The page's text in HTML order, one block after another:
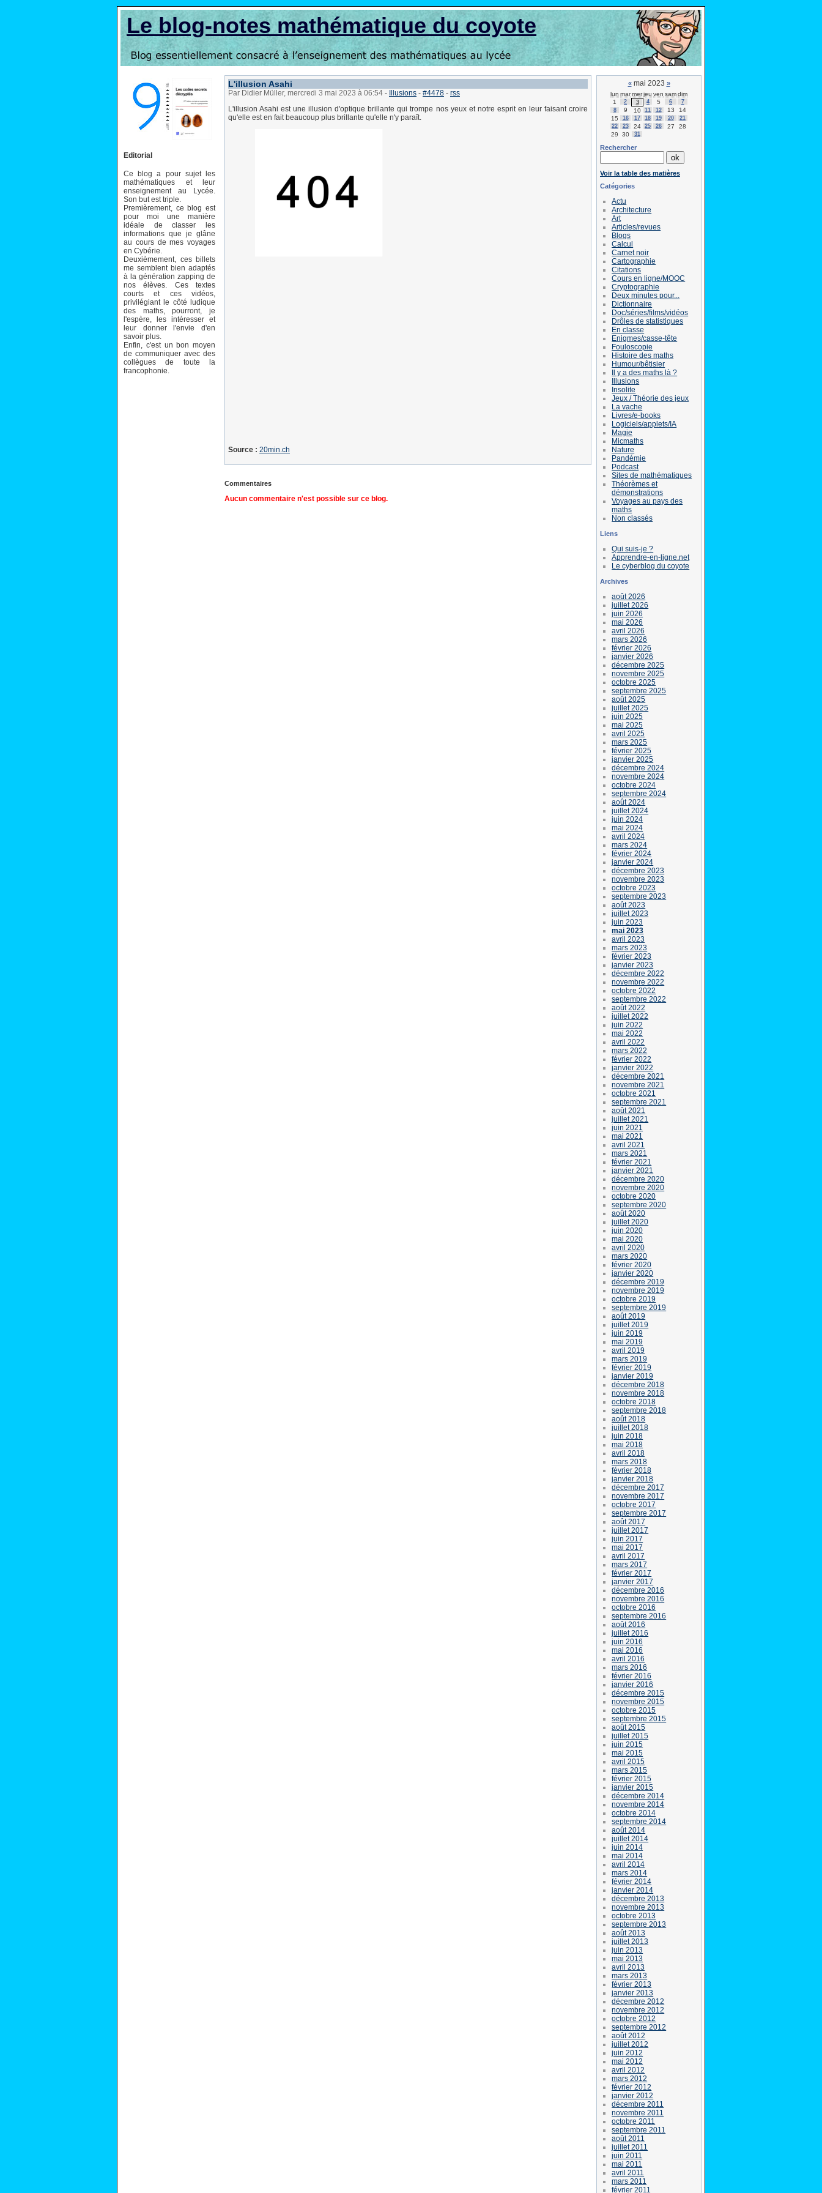
Le blog-notes mathématique du coyote
Editorial
Ce blog a pour sujet les
mathématiques et leur
enseignement au Lycée.
Son but est triple.
Premièrement, ce blog est
pour moi une manière
idéale de classer les
informations que je glâne
au cours de mes voyages
en Cybérie.
Deuxièmement, ces billets
me semblent bien adaptés
à la génération zapping de
nos élèves. Ces textes
courts et ces vidéos,
privilégiant le côté ludique
des maths, pourront, je
l'espère, les intéresser et
leur donner l'envie d'en
savoir plus.
Enfin, c'est un bon moyen
de communiquer avec des
collègues de toute la
francophonie.
L'illusion Asahi
Par Didier Müller, mercredi 3 mai 2023 à 06:54 - Illusions - #4478 - rss
L'illusion Asahi est une illusion d'optique brillante qui trompe nos yeux et notre esprit en leur faisant croire
qu'elle est en fait beaucoup plus brillante qu'elle n'y paraît.
Source : 20min.ch
Commentaires
Aucun commentaire n'est possible sur ce blog.
«mai 2023 »
lun marmerjeu ven samdim
1
2 3 4 5 6
7
8
9 10 11 12 13
14
15
16 17 18 19 20
21
22
23 24 25 26 27
28
29
30 31
Rechercher
Voir la table des matières
Catégories
Actu
Architecture
Art
Articles/revues
Blogs
Calcul
Carnet noir
Cartographie
Citations
Cours en ligne/MOOC
Cryptographie
Deux minutes pour...
Dictionnaire
Doc/séries/films/vidéos
Drôles de statistiques
En classe
Enigmes/casse-tête
Fouloscopie
Histoire des maths
Humour/bêtisier
Il y a des maths là ?
Illusions
Insolite
Jeux / Théorie des jeux
La vache
Livres/e-books
Logiciels/applets/IA
Magie
Micmaths
Nature
Pandémie
Podcast
Sites de mathématiques
Théorèmes et
démonstrations
Voyages au pays des
maths
Non classés
Liens
Qui suis-je ?
Apprendre-en-ligne.net
Le cyberblog du coyote
Archives
août 2026
juillet 2026
juin 2026
mai 2026
avril 2026
mars 2026
février 2026
janvier 2026
décembre 2025
novembre 2025
octobre 2025
septembre 2025
août 2025
juillet 2025
juin 2025
mai 2025
avril 2025
mars 2025
février 2025
janvier 2025
décembre 2024
novembre 2024
octobre 2024
septembre 2024
août 2024
juillet 2024
juin 2024
mai 2024
avril 2024
mars 2024
février 2024
janvier 2024
décembre 2023
novembre 2023
octobre 2023
septembre 2023
août 2023
juillet 2023
juin 2023
mai 2023
avril 2023
mars 2023
février 2023
janvier 2023
décembre 2022
novembre 2022
octobre 2022
septembre 2022
août 2022
juillet 2022
juin 2022
mai 2022
avril 2022
mars 2022
février 2022
janvier 2022
décembre 2021
novembre 2021
octobre 2021
septembre 2021
août 2021
juillet 2021
juin 2021
mai 2021
avril 2021
mars 2021
février 2021
janvier 2021
décembre 2020
novembre 2020
octobre 2020
septembre 2020
août 2020
juillet 2020
juin 2020
mai 2020
avril 2020
mars 2020
février 2020
janvier 2020
décembre 2019
novembre 2019
octobre 2019
septembre 2019
août 2019
juillet 2019
juin 2019
mai 2019
avril 2019
mars 2019
février 2019
janvier 2019
décembre 2018
novembre 2018
octobre 2018
septembre 2018
août 2018
juillet 2018
juin 2018
mai 2018
avril 2018
mars 2018
février 2018
janvier 2018
décembre 2017
novembre 2017
octobre 2017
septembre 2017
août 2017
juillet 2017
juin 2017
mai 2017
avril 2017
mars 2017
février 2017
janvier 2017
décembre 2016
novembre 2016
octobre 2016
septembre 2016
août 2016
juillet 2016
juin 2016
mai 2016
avril 2016
mars 2016
février 2016
janvier 2016
décembre 2015
novembre 2015
octobre 2015
septembre 2015
août 2015
juillet 2015
juin 2015
mai 2015
avril 2015
mars 2015
février 2015
janvier 2015
décembre 2014
novembre 2014
octobre 2014
septembre 2014
août 2014
juillet 2014
juin 2014
mai 2014
avril 2014
mars 2014
février 2014
janvier 2014
décembre 2013
novembre 2013
octobre 2013
septembre 2013
août 2013
juillet 2013
juin 2013
mai 2013
avril 2013
mars 2013
février 2013
janvier 2013
décembre 2012
novembre 2012
octobre 2012
septembre 2012
août 2012
juillet 2012
juin 2012
mai 2012
avril 2012
mars 2012
février 2012
janvier 2012
décembre 2011
novembre 2011
octobre 2011
septembre 2011
août 2011
juillet 2011
juin 2011
mai 2011
avril 2011
mars 2011
février 2011